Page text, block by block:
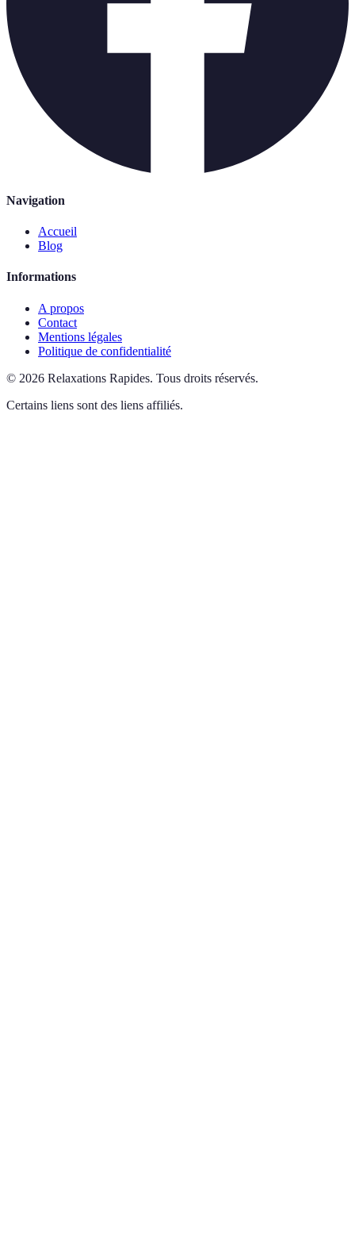
Navigation
Accueil
Blog
Informations
A propos
Contact
Mentions légales
Politique de confidentialité
© 2026 Relaxations Rapides. Tous droits réservés.
Certains liens sont des liens affiliés.